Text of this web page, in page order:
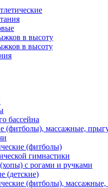
в высоту
в высоту
бассейна
(фитболы), массажные,
(фитболы)
гимнастики
с рогами и ручками
(детские)
(фитболы),